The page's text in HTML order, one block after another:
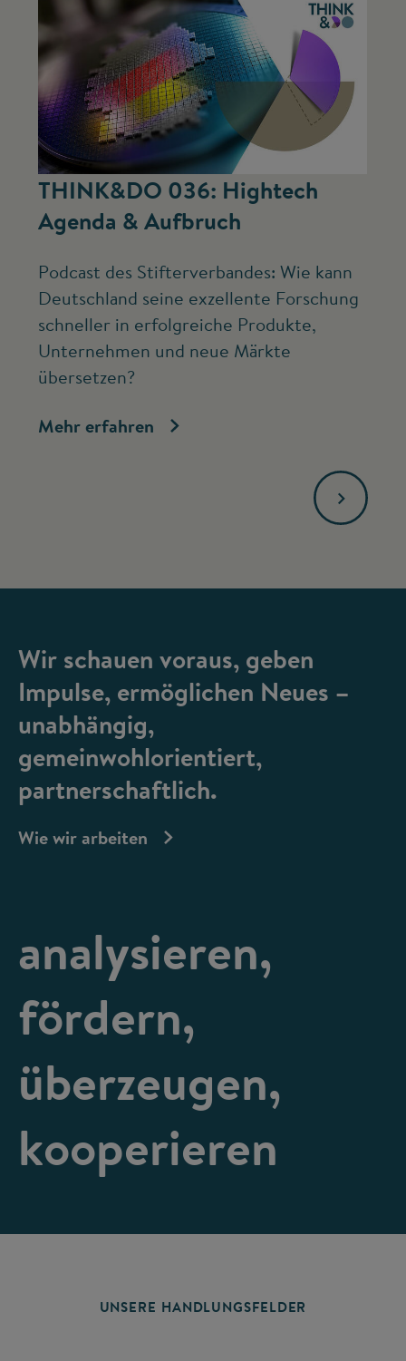
THINK&DO 036: Hightech
Agenda & Aufbruch
Podcast des Stifterverbandes: Wie kann
Deutschland seine exzellente Forschung
schneller in erfolgreiche Produkte,
Unternehmen und neue Märkte
übersetzen?
Mehr erfahren
Wir schauen voraus, geben
Impulse, ermöglichen Neues –
unabhängig,
gemeinwohlorientiert,
partnerschaftlich.
Wie wir arbeiten
analysieren,
fördern,
überzeugen,
kooperieren
UNSERE HANDLUNGSFELDER